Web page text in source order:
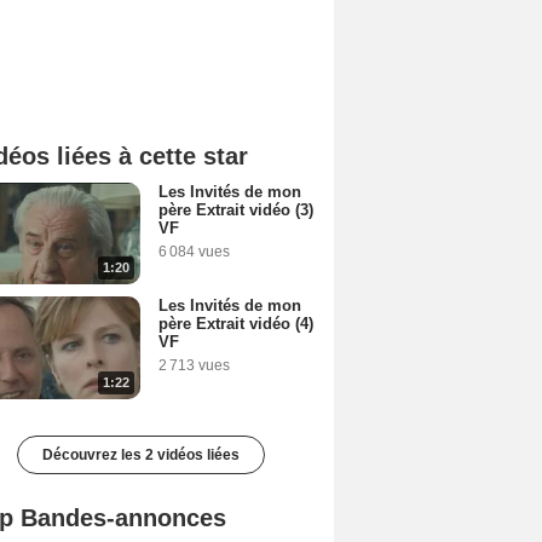
liées à cette star
1:20
Les Invités de mon
père Extrait vidéo (3)
VF
6 084 vues
1:22
Les Invités de mon
père Extrait vidéo (4)
VF
2 713 vues
Découvrez les 2 vidéos liées
Bandes-annonces
Mutiny Bande-annonce VO STFR Spider-Man: Brand New Day Bande-annonce VO STFR